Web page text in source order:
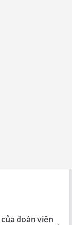
đoàn viên